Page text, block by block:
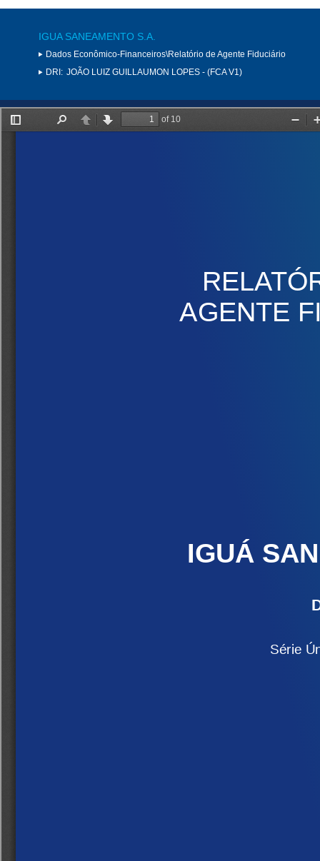
IGUA SANEAMENTO S.A.
Dados Econômico-Financeiros\Relatório de Agente Fiduciário
DRI: JOÃO LUIZ GUILLAUMON LOPES - (FCA V1)